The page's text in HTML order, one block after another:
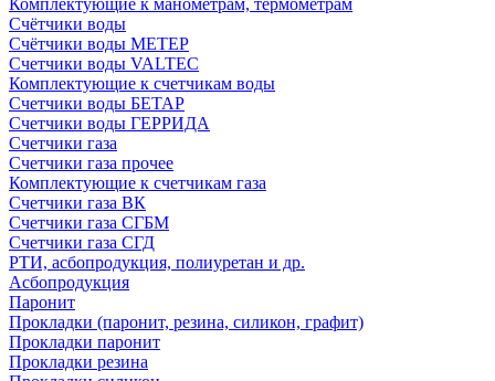
Комплектующие к манометрам, термометрам
Счётчики воды
Счётчики воды МЕТЕР
Счетчики воды VALTEC
Комплектующие к счетчикам воды
Счетчики воды БЕТАР
Счетчики воды ГЕРРИДА
Счетчики газа
Счетчики газа прочее
Комплектующие к счетчикам газа
Счетчики газа ВК
Счетчики газа СГБМ
Счетчики газа СГД
РТИ, асбопродукция, полиуретан и др.
Асбопродукция
Паронит
Прокладки (паронит, резина, силикон, графит)
Прокладки паронит
Прокладки резина